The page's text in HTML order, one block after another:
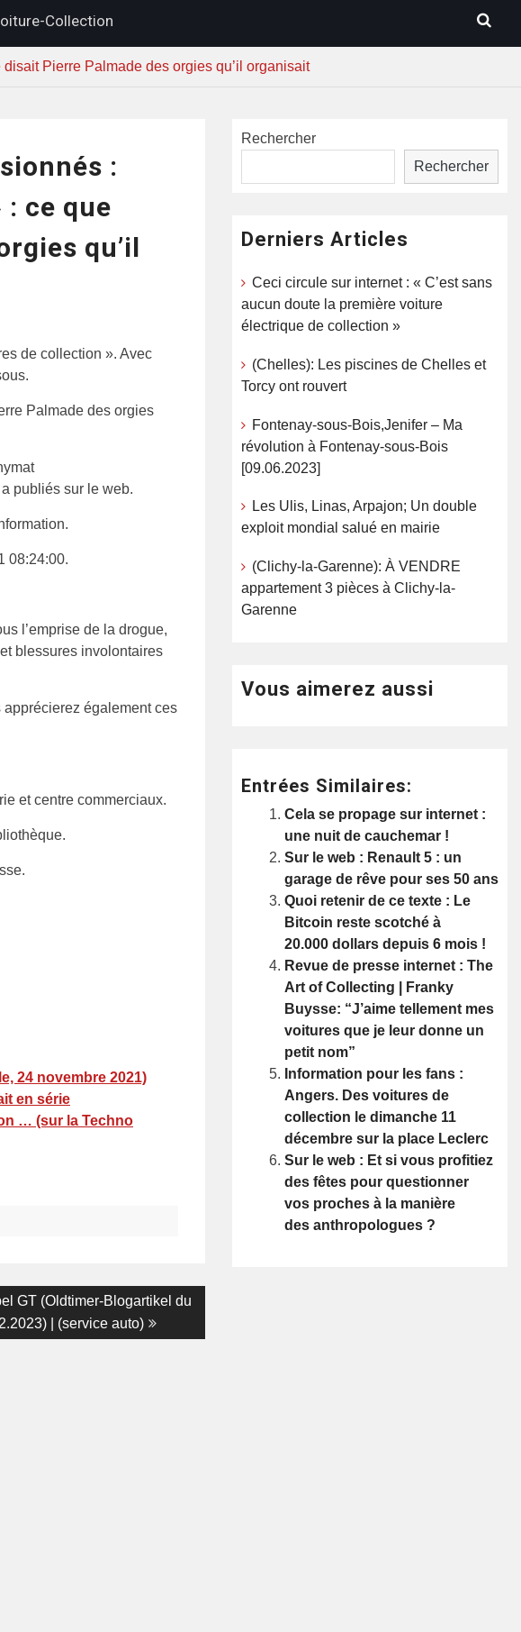
Collection
Pierre Palmade des orgies qu’il organisait
:
: ce que
qu’il
de collection ». Avec
Palmade des orgies
publiés sur le web.
08:24:00.
l’emprise de la drogue,
blessures involontaires
également ces
et centre commerciaux.
24 novembre 2021)
en série
… (sur la Techno
GT (Oldtimer-Blogartikel du
| (service auto)
Rechercher
Rechercher
Derniers Articles
Ceci circule sur internet : « C’est sans
aucun doute la première voiture
électrique de collection »
(Chelles): Les piscines de Chelles et
Torcy ont rouvert
Fontenay-sous-Bois,Jenifer – Ma
révolution à Fontenay-sous-Bois
[09.06.2023]
Les Ulis, Linas, Arpajon; Un double
exploit mondial salué en mairie
(Clichy-la-Garenne): À VENDRE
appartement 3 pièces à Clichy-la-
Garenne
Vous aimerez aussi
Entrées Similaires:
Cela se propage sur internet :
une nuit de cauchemar !
Sur le web : Renault 5 : un
garage de rêve pour ses 50 ans
Quoi retenir de ce texte : Le
Bitcoin reste scotché à
20.000 dollars depuis 6 mois !
Revue de presse internet : The
Art of Collecting | Franky
Buysse: “J’aime tellement mes
voitures que je leur donne un
petit nom”
Information pour les fans :
Angers. Des voitures de
collection le dimanche 11
décembre sur la place Leclerc
Sur le web : Et si vous profitiez
des fêtes pour questionner
vos proches à la manière
des anthropologues ?